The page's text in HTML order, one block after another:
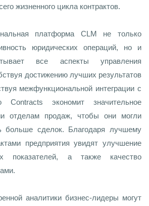
жизненного цикла контрактов.
платформа CLM не только
юридических операций, но и
все аспекты управления
достижению лучших результатов
межфункциональной интеграции с
экономит значительное
отделам продаж, чтобы они могли
больше сделок. Благодаря лучшему
предприятия увидят улучшение
показателей, а также качество
аналитики бизнес-лидеры могут